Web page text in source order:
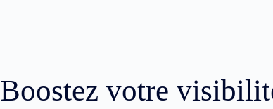
Boostez votre